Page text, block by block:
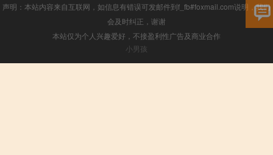
声明：本站内容来自互联网，如信息有错误可发邮件到f_fb#foxmail.com说明，我们
会及时纠正，谢谢
本站仅为个人兴趣爱好，不接盈利性广告及商业合作
小男孩